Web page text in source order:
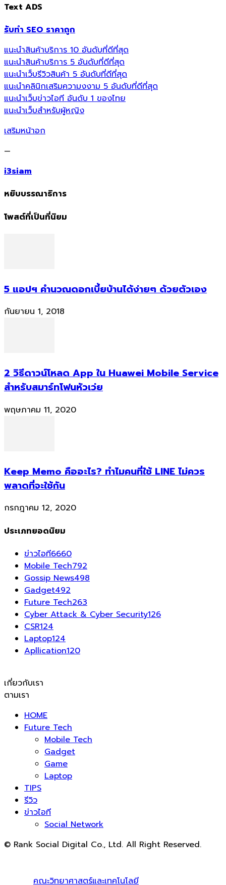
Text ADS
รับทำ SEO ราคาถูก
แนะนำสินค้าบริการ 10 อันดับที่ดีที่สุด
แนะนำสินค้าบริการ 5 อันดับที่ดีที่สุด
แนะนำเว็บรีวิวสินค้า 5 อันดับที่ดีที่สุด
แนะนำคลินิกเสริมความงงาม 5 อันดับที่ดีที่สุด
แนะนำเว็บข่าวไอที อันดับ 1 ของไทย
แนะนำเว็บสำหรับผู้หญิง
เสริมหน้าอก
—
i3siam
หยิบบรรณาธิการ
โพสต์ที่เป็นที่นิยม
5 แอปฯ คำนวณดอกเบี้ยบ้านได้ง่ายๆ ด้วยตัวเอง
กันยายน 1, 2018
2 วิธีดาวน์โหลด App ใน Huawei Mobile Service
สำหรับสมาร์ทโฟนหัวเว่ย
พฤษภาคม 11, 2020
Keep Memo คืออะไร? ทำไมคนที่ใช้ LINE ไม่ควร
พลาดที่จะใช้กัน
กรกฎาคม 12, 2020
ประเภทยอดนิยม
ข่าวไอที6660
Mobile Tech792
Gossip News498
Gadget492
Future Tech263
Cyber Attack & Cyber Security126
CSR124
Laptop124
Apllication120
เกี่ยวกับเรา
ตามเรา
HOME
Future Tech
Mobile Tech
Gadget
Game
Laptop
TIPS
รีวิว
ข่าวไอที
Social Network
© Rank Social Digital Co., Ltd. All Right Reserved.
คณะวิทยาศาสตร์และเทคโนโลยี